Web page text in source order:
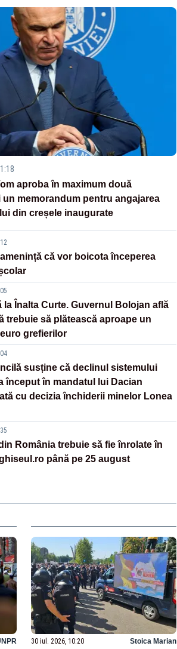
aproba în maximum două
un memorandum pentru angajarea
din creșele inaugurate
că vor boicota începerea
la Înalta Curte. Guvernul Bolojan află
trebuie să plătească aproape un
grefierilor
susține că declinul sistemului
început în mandatul lui Dacian
cu decizia închiderii minelor Lonea
România trebuie să fie înrolate în
până pe 25 august
30 iul. 2026, 10:20 Stoica Marian